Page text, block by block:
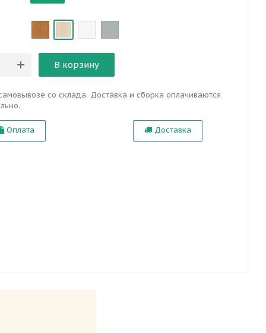
В корзину
со склада. Доставка и сборка оплачиваются
Оплата Доставка